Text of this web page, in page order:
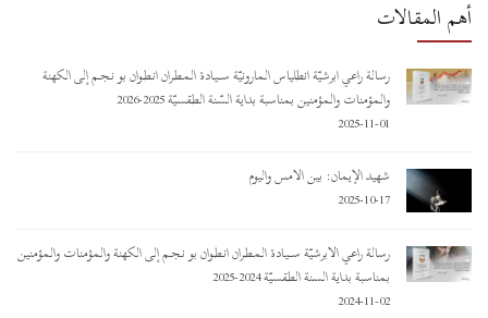
أهم المقالات
رسالة راعي أبرشيّة أنطلياس المارونيّة ســـيـادة المـطـران أنـطـوان بو نـجـم إلى الكهنة
والمؤمنات والمؤمنين بمناسبة بداية السّنة الطقسيّة 2025-2026
2025-11-01
شهيد الإيمان: بين الأمس واليوم
2025-10-17
رسالة راعي الأبرشيّة ســـيـادة المـطـران أنـطـوان بو نـجـم إلى الكهنة والمؤمنات والمؤمنين
بمناسبة بداية السنة الطقسيّة 2024-2025
2024-11-02